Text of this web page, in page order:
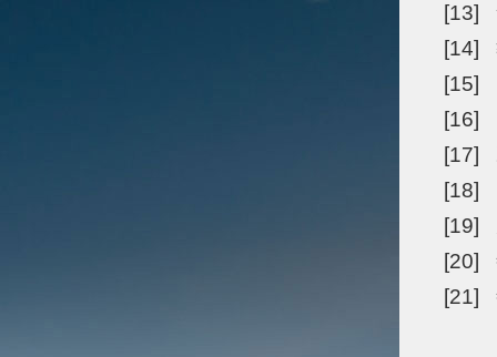
[13]
[14]
[15]
[16]
[17]
[18]
[19]
[20]
[21]